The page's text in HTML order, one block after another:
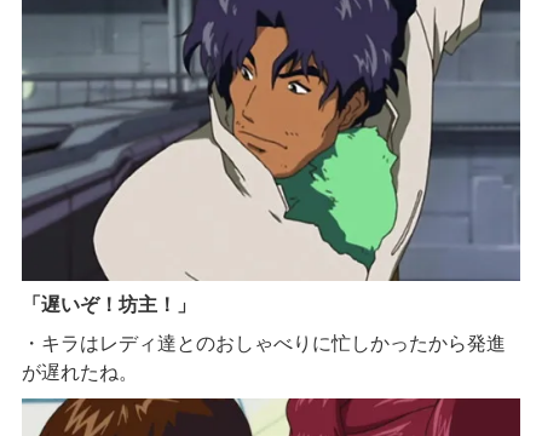
「遅いぞ！坊主！」
・キラはレディ達とのおしゃべりに忙しかったから発進
が遅れたね。